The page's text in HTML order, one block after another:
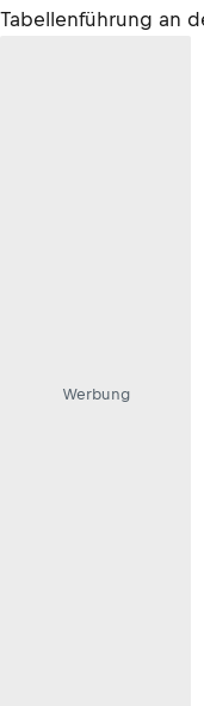
Tabellenführung an
Werbung